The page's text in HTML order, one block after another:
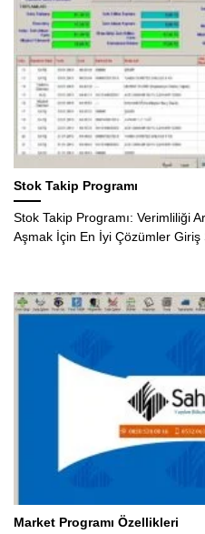
Stok Takip Programı
Stok Takip Programı: Verimliliği
Aşmak İçin En İyi Çözümler Giriş
Market Programı Özellikleri